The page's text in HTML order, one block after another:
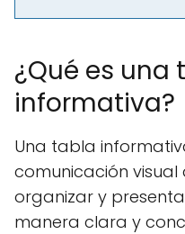
¿Qué es una
informativa?
Una tabla
comunicación visual
organizar y
manera clara y